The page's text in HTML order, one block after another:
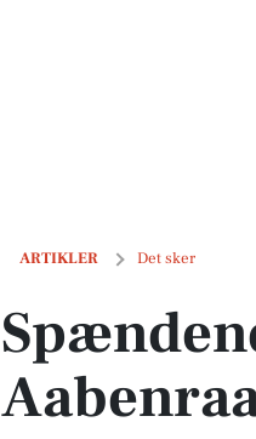
ARTIKLER Det sker
Spændende aktiviteter i